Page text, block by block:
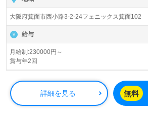
います。
◎勤務時間9:00～18:00！70歳定年導入
の事業所様！◎
居宅もしくは施設等でのケアマネージャ
お迎えします。居宅介護支援事業所で
せん。職員様同士のフォロー体制も抜
面もおすすめポイント！『ご利用者様
立ちたい、経験を活かしたい』『専門
大阪府箕面市西小路3-2-24フェニックス箕面102
給与
月給制:230000円～
賞与年2回
詳細を見る 無料